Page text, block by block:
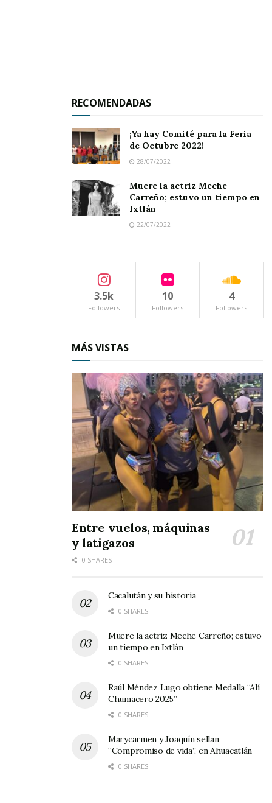
RECOMENDADAS
¡Ya hay Comité para la Feria
de Octubre 2022!
28/07/2022
Muere la actriz Meche
Carreño; estuvo un tiempo en
Ixtlán
22/07/2022
3.5k
Followers
10
Followers
4
Followers
MÁS VISTAS
Entre vuelos, máquinas
y latigazos
0 SHARES
Cacalután y su historia
0 SHARES
Muere la actriz Meche Carreño; estuvo
un tiempo en Ixtlán
0 SHARES
Raúl Méndez Lugo obtiene Medalla “Alí
Chumacero 2025”
0 SHARES
Marycarmen y Joaquín sellan
“Compromiso de vida”, en Ahuacatlán
0 SHARES